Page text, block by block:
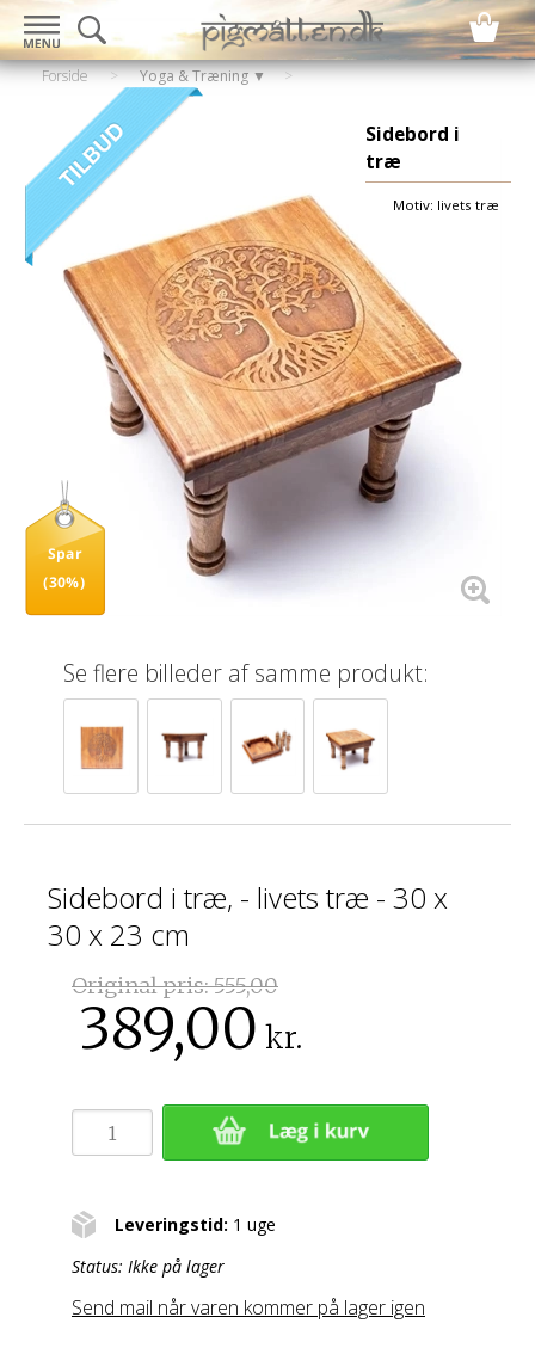
Forside > Yoga & Træning ▼
Sidebord i
træ
Motiv: livets træ
Spar
(30%)
Se flere billeder af samme produkt:
Sidebord i træ, - livets træ - 30 x
30 x 23 cm
Original pris:555,00
389,00 kr.
Leveringstid: 1 uge
Status: Ikke på lager
Send mail når varen kommer på lager igen